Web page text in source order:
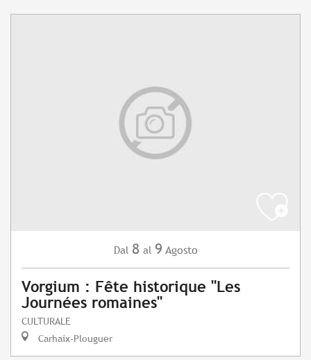
Dal 8 al 9 Agosto
Vorgium : Fête historique "Les
Journées romaines"
CULTURALE
Carhaix-Plouguer